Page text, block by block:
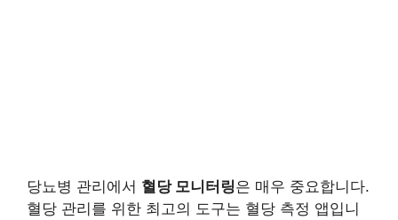
당뇨병 관리에서 혈당 모니터링은 매우 중요합니다.
혈당 관리를 위한 최고의 도구는 혈당 측정 앱입니